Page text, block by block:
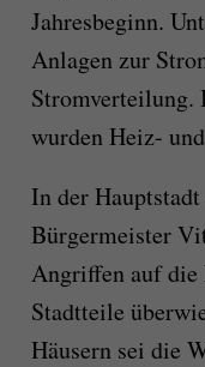
Jahresbeginn.
Anlagen zur
wurden Heiz-
In der
Bürgermeister
Angriffen auf
Stadtteile
Häusern sei die